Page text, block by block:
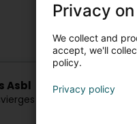
Asbl
(Ëlwen)
Privacy
We collect and
accept, we'll
policy.
Privacy policy